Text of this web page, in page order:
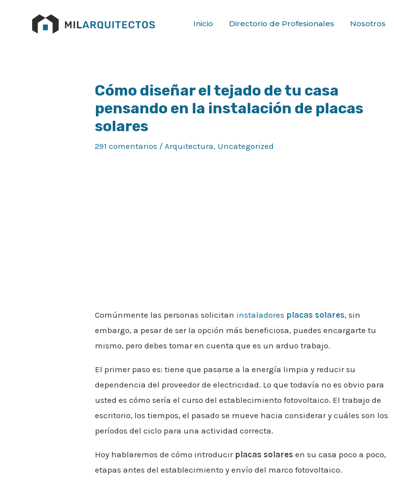
Inicio Directorio de Profesionales Nosotros
Cómo diseñar el tejado de tu casa
pensando en la instalación de placas
solares
291 comentarios / Arquitectura, Uncategorized
Comúnmente las personas solicitan instaladores placas solares, sin
embargo, a pesar de ser la opción más beneficiosa, puedes encargarte tu
mismo, pero debes tomar en cuenta que es un arduo trabajo.
El primer paso es: tiene que pasarse a la energía limpia y reducir su
dependencia del proveedor de electricidad. Lo que todavía no es obvio para
usted es cómo sería el curso del establecimiento fotovoltaico. El trabajo de
escritorio, los tiempos, el pasado se mueve hacia considerar y cuáles son los
períodos del ciclo para una actividad correcta.
Hoy hablaremos de cómo introducir placas solares en su casa poco a poco,
etapas antes del establecimiento y envío del marco fotovoltaico.
Navegación
de
entradas